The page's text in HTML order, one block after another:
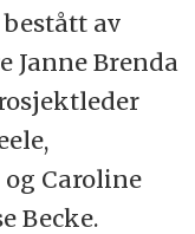
av
Janne Brenda
Caroline
Becke.